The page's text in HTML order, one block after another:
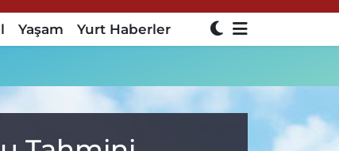
Yaşam Yurt Haberler